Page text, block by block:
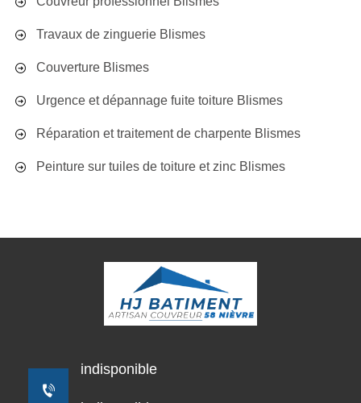
Travaux de zinguerie Blismes
Couverture Blismes
Urgence et dépannage fuite toiture Blismes
Réparation et traitement de charpente Blismes
Peinture sur tuiles de toiture et zinc Blismes
indisponible